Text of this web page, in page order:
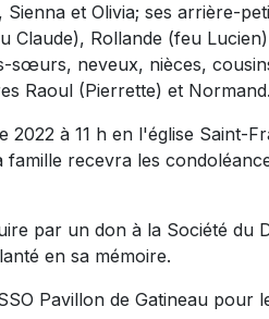
et Olivia; ses arrière-
Claude), Rollande (feu
sœurs, neveux, nièces,
Raoul (Pierrette) et Normand.
à 11 h en l'église Saint-
recevra les
par un don à la Société du
en sa mémoire.
Pavillon de Gatineau pour